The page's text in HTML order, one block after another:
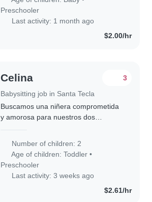
año y medio y una niña de..
Preschooler
Last activity: 1 month ago
$2.00/hr
Celina
Babysitting job in Santa Tecla
3
Buscamos una niñera comprometida
y amorosa para nuestros dos
cocinando y ayudando con..
Number of children: 2
Age of children:Toddler •
Preschooler
Last activity: 3 weeks ago
$2.61/hr